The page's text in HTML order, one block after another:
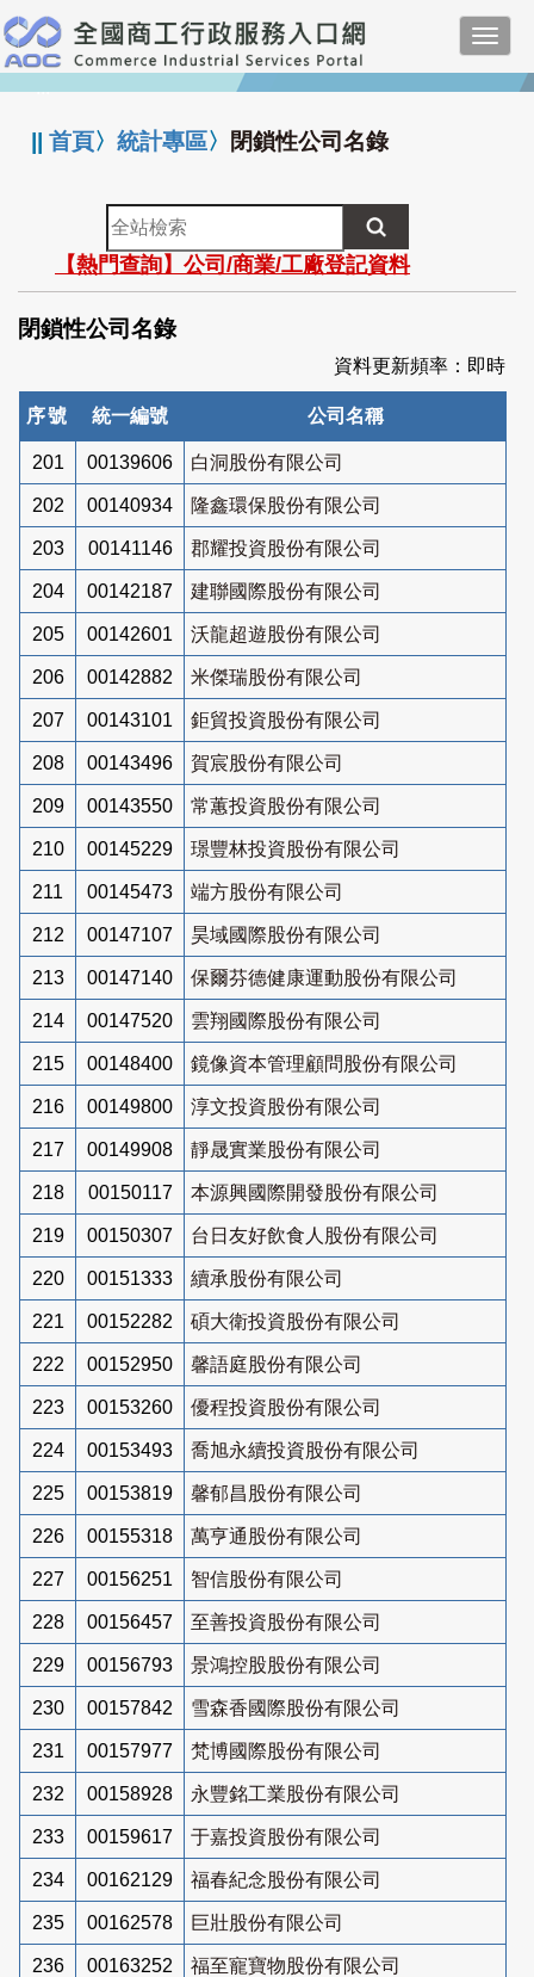
跳
到
主
要
:::
||首頁〉統計專區〉 閉鎖性公司名錄
全
站
檢
索
【熱門查詢】公司/商業/工廠登記資料
閉鎖性公司名錄
資料更新頻率：即時
序號 統一編號 公司名稱
201 00139606 白洞股份有限公司
202 00140934 隆鑫環保股份有限公司
203 00141146 郡耀投資股份有限公司
204 00142187 建聯國際股份有限公司
205 00142601 沃龍超遊股份有限公司
206 00142882 米傑瑞股份有限公司
207 00143101 鉅貿投資股份有限公司
208 00143496 賀宸股份有限公司
209 00143550 常蕙投資股份有限公司
210 00145229 璟豐林投資股份有限公司
211 00145473 端方股份有限公司
212 00147107 昊域國際股份有限公司
213 00147140 保爾芬德健康運動股份有限公司
214 00147520 雲翔國際股份有限公司
215 00148400 鏡像資本管理顧問股份有限公司
216 00149800 淳文投資股份有限公司
217 00149908 靜晟實業股份有限公司
218 00150117 本源興國際開發股份有限公司
219 00150307 台日友好飲食人股份有限公司
220 00151333 續承股份有限公司
221 00152282 碩大衛投資股份有限公司
222 00152950 馨語庭股份有限公司
223 00153260 優程投資股份有限公司
224 00153493 喬旭永續投資股份有限公司
225 00153819 馨郁昌股份有限公司
226 00155318 萬亨通股份有限公司
227 00156251 智信股份有限公司
228 00156457 至善投資股份有限公司
229 00156793 景鴻控股股份有限公司
230 00157842 雪森香國際股份有限公司
231 00157977 梵博國際股份有限公司
232 00158928 永豐銘工業股份有限公司
233 00159617 于嘉投資股份有限公司
234 00162129 福春紀念股份有限公司
235 00162578 巨壯股份有限公司
236 00163252 福至寵寶物股份有限公司